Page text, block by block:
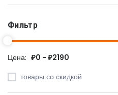
Фильтр
Цена: ₽0 - ₽2190
товары со скидкой